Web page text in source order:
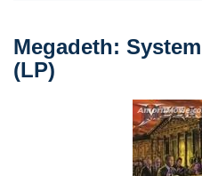
Megadeth:
(LP)